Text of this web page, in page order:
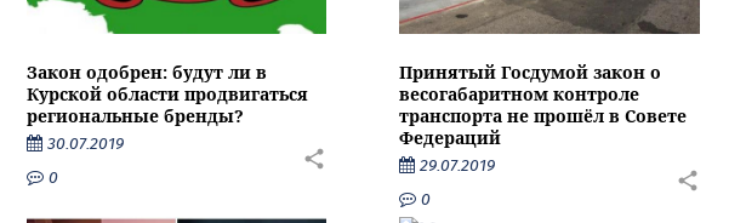
Закон одобрен: будут ли в
Курской области продвигаться
региональные бренды?
30.07.2019
0
Принятый Госдумой закон о
весогабаритном контроле
транспорта не прошёл в Совете
Федераций
29.07.2019
0